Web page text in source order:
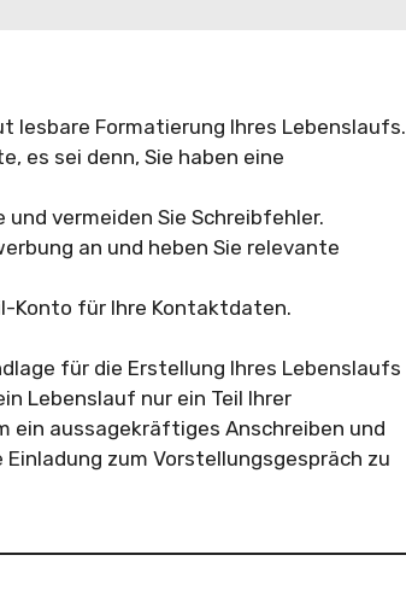
lesbare Formatierung Ihres Lebenslaufs.
es sei denn, Sie haben eine
und vermeiden Sie Schreibfehler.
an und heben Sie relevante
Konto für Ihre Kontaktdaten.
für die Erstellung Ihres Lebenslaufs
Lebenslauf nur ein Teil Ihrer
ein aussagekräftiges Anschreiben und
zum Vorstellungsgespräch zu